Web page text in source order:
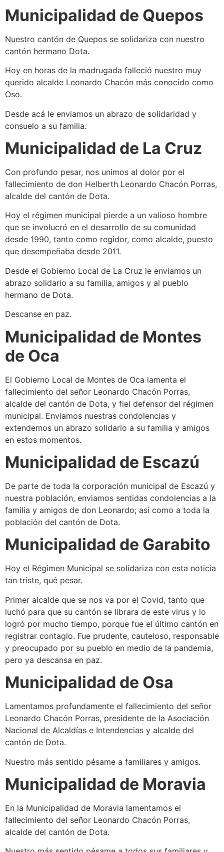
Municipalidad de Quepos
Nuestro cantón de Quepos se solidariza con nuestro
cantón hermano Dota.
Hoy en horas de la madrugada falleció nuestro muy
querido alcalde Leonardo Chacón más conocido como
Oso.
Desde acá le enviamos un abrazo de solidaridad y
consuelo a su familia.
Municipalidad de La Cruz
Con profundo pesar, nos unimos al dolor por el
fallecimiento de don Helberth Leonardo Chacón Porras,
alcalde del cantón de Dota.
Hoy el régimen municipal pierde a un valioso hombre
que se involucró en el desarrollo de su comunidad
desde 1990, tanto como regidor, como alcalde, puesto
que desempeñaba desde 2011.
Desde el Gobierno Local de La Cruz le enviamos un
abrazo solidario a su familia, amigos y al pueblo
hermano de Dota.
Descanse en paz.
Municipalidad de Montes
de Oca
El Gobierno Local de Montes de Oca lamenta el
fallecimiento del señor Leonardo Chacón Porras,
alcalde del cantón de Dota, y fiel defensor del régimen
municipal. Enviamos nuestras condolencias y
extendemos un abrazo solidario a su familia y amigos
en estos momentos.
Municipalidad de Escazú
De parte de toda la corporación municipal de Escazú y
nuestra población, enviamos sentidas condolencias a la
familia y amigos de don Leonardo; así como a toda la
población del cantón de Dota.
Municipalidad de Garabito
Hoy el Régimen Municipal se solidariza con esta noticia
tan triste, qué pesar.
Primer alcalde que se nos va por el Covid, tanto que
luchó para que su cantón se librara de este virus y lo
logró por mucho tiempo, porque fue el último cantón en
registrar contagio. Fue prudente, cauteloso, responsable
y preocupado por su pueblo en medio de la pandemia,
pero ya descansa en paz.
Municipalidad de Osa
Lamentamos profundamente el fallecimiento del señor
Leonardo Chacón Porras, presidente de la Asociación
Nacional de Alcaldías e Intendencias y alcalde del
cantón de Dota.
Nuestro más sentido pésame a familiares y amigos.
Municipalidad de Moravia
En la Municipalidad de Moravia lamentamos el
fallecimiento del señor Leonardo Chacón Porras,
alcalde del cantón de Dota.